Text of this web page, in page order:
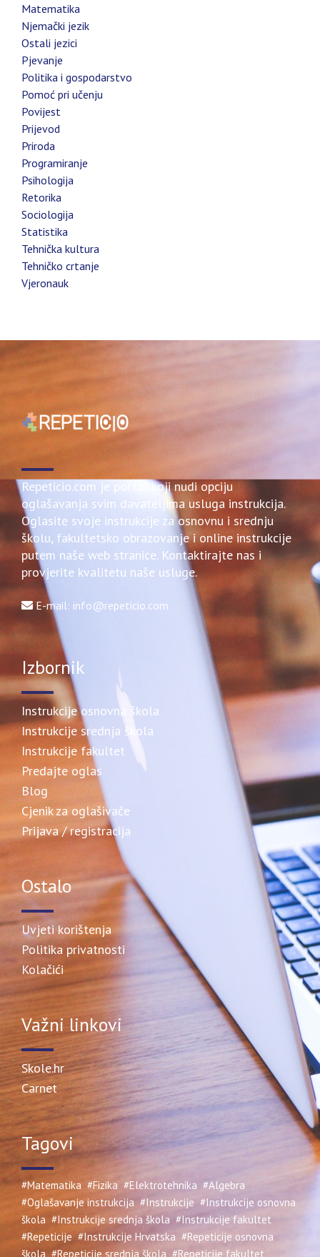
Matematika
Njemački jezik
Ostali jezici
Pjevanje
Politika i gospodarstvo
Pomoć pri učenju
Povijest
Prijevod
Priroda
Programiranje
Psihologija
Retorika
Sociologija
Statistika
Tehnička kultura
Tehničko crtanje
Vjeronauk
Repeticio.com je portal koji nudi opciju
oglašavanja svim davateljima usluga instrukcija.
Oglasite svoje instrukcije za osnovnu i srednju
školu, fakultetsko obrazovanje i online instrukcije
putem naše web stranice. Kontaktirajte nas i
provjerite kvalitetu naše usluge.
E-mail: info@repeticio.com
Izbornik
Instrukcije osnovna škola
Instrukcije srednja škola
Instrukcije fakultet
Predajte oglas
Blog
Cjenik za oglašivače
Prijava / registracija
Ostalo
Uvjeti korištenja
Politika privatnosti
Kolačići
Važni linkovi
Skole.hr
Carnet
Tagovi
#Matematika #Fizika #Elektrotehnika #Algebra
#Oglašavanje instrukcija #Instrukcije #Instrukcije osnovna
škola #Instrukcije srednja škola #Instrukcije fakultet
#Repeticije #Instrukcije Hrvatska #Repeticije osnovna
škola #Repeticije srednja škola #Repeticije fakultet